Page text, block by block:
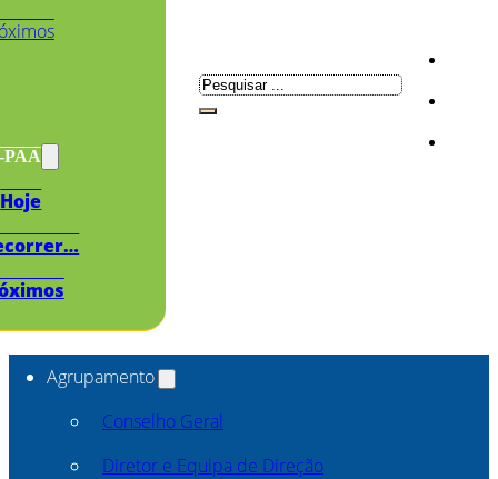
PAA
Hoje
Pesquisar
Agrupamento
Conselho Geral
Diretor e Equipa de Direção